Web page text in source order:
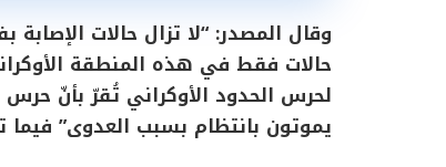
وقال المصدر: “لا تزال حالات
حالات فقط في هذه المنطقة
لحرس الحدود الأوكراني تُقرّ بأنّ
يموتون بانتظام بسبب العدوى”